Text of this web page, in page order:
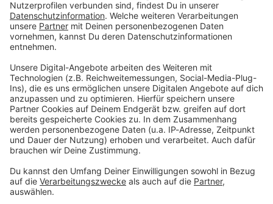
Jetzt Push aktivieren
DAS KÖNNTE DICH AUCH INTERESSIEREN